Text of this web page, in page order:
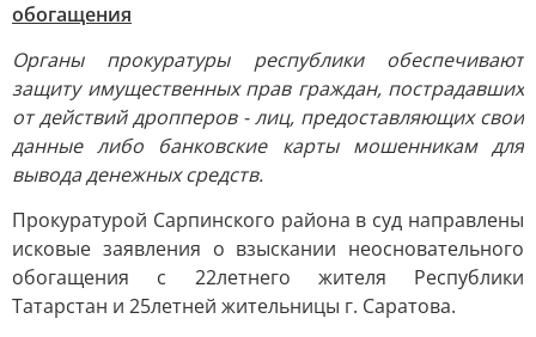
обогащения
Органы прокуратуры республики обеспечивают
защиту имущественных прав граждан, пострадавших
от действий дропперов - лиц, предоставляющих свои
данные либо банковские карты мошенникам для
вывода денежных средств.
Прокуратурой Сарпинского района в суд направлены
исковые заявления о взыскании неосновательного
обогащения с 22летнего жителя Республики
Татарстан и 25летней жительницы г. Саратова.